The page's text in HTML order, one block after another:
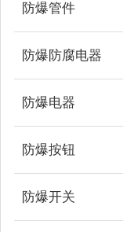
防爆管件
防爆防腐电器
防爆电器
防爆按钮
防爆开关